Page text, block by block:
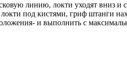
линию, локти уходят вниз
под кистями, гриф штанги
и выполнить с